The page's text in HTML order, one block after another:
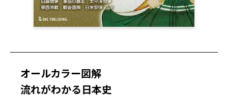
オールカラー図解
流れがわかる日本史